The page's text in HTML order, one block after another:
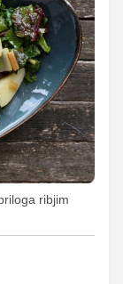
ribjim